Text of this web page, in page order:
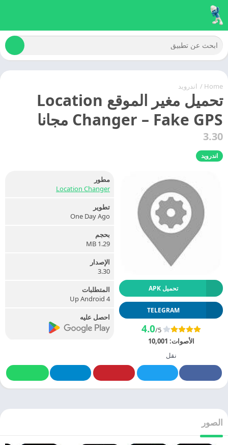
Home
/ اندرويد
تحميل مغير الموقع Location
Changer – Fake GPS مجانا
3.30
اندرويد
تحميل APK
TELEGRAM
4.0/5
الأصوات: 10,001
نقل
مطور
Location Changer
تطوير
One Day Ago
بحجم
1.29 MB
الإصدار
3.30
المتطلبات
Up Android 4
احصل عليه
الصور